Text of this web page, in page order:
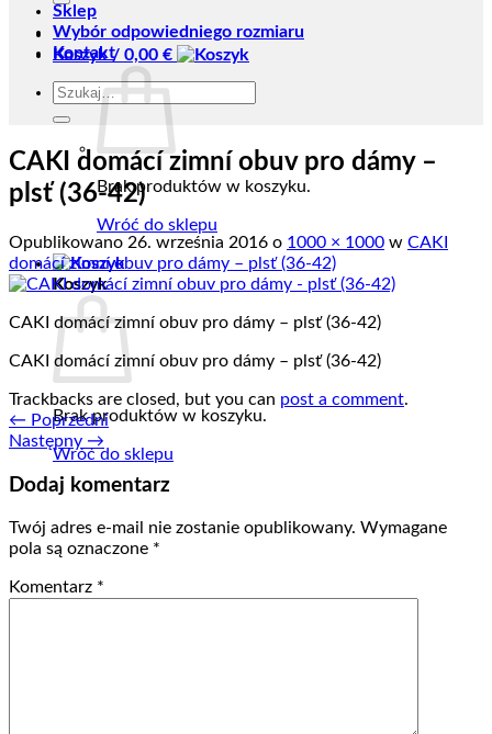
Koszyk / 0,00 €
Brak produktów w koszyku.
Wróć do sklepu
Koszyk
Brak produktów w koszyku.
Wróć do sklepu
Sklep
Wybór odpowiedniego rozmiaru
Kontakt
Szukaj:
CAKI domácí zimní obuv pro dámy –
plsť (36-42)
Opublikowano 26. września 2016 o 1000 × 1000 w CAKI
domácí zimní obuv pro dámy – plsť (36-42)
CAKI domácí zimní obuv pro dámy – plsť (36-42)
CAKI domácí zimní obuv pro dámy – plsť (36-42)
Trackbacks are closed, but you can post a comment.
← Poprzedni
Następny →
Dodaj komentarz
Twój adres e-mail nie zostanie opublikowany. Wymagane
pola są oznaczone *
Komentarz *